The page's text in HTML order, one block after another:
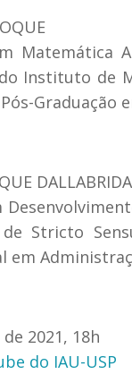
Matemática
Instituto de
Graduação
DALLABRIDA
Stricto
em
2021, 18h
do IAU-USP